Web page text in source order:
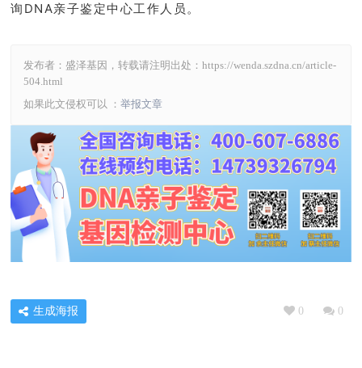
询DNA亲子鉴定中心工作人员。
发布者：盛泽基因，转载请注明出处： https://wenda.szdna.cn/article-
504.html
如果此文侵权可以 ： 举报文章
0 0
生成海报